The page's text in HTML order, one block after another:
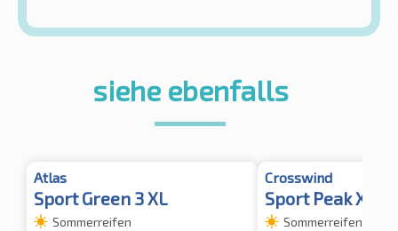
siehe ebenfalls
Atlas
Sport Green 3 XL
Sommerreifen
Crosswind
Sport Peak XL
Sommerreifen